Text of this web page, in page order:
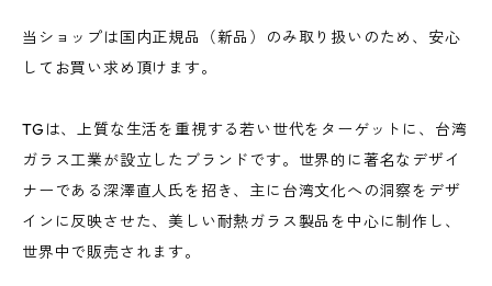
当ショップは国内正規品（新品）のみ取り扱いのため、安心
してお買い求め頂けます。
TGは、上質な生活を重視する若い世代をターゲットに、台湾
ガラス工業が設立したブランドです。世界的に著名なデザイ
ナーである深澤直人氏を招き、主に台湾文化への洞察をデザ
インに反映させた、美しい耐熱ガラス製品を中心に制作し、
世界中で販売されます。